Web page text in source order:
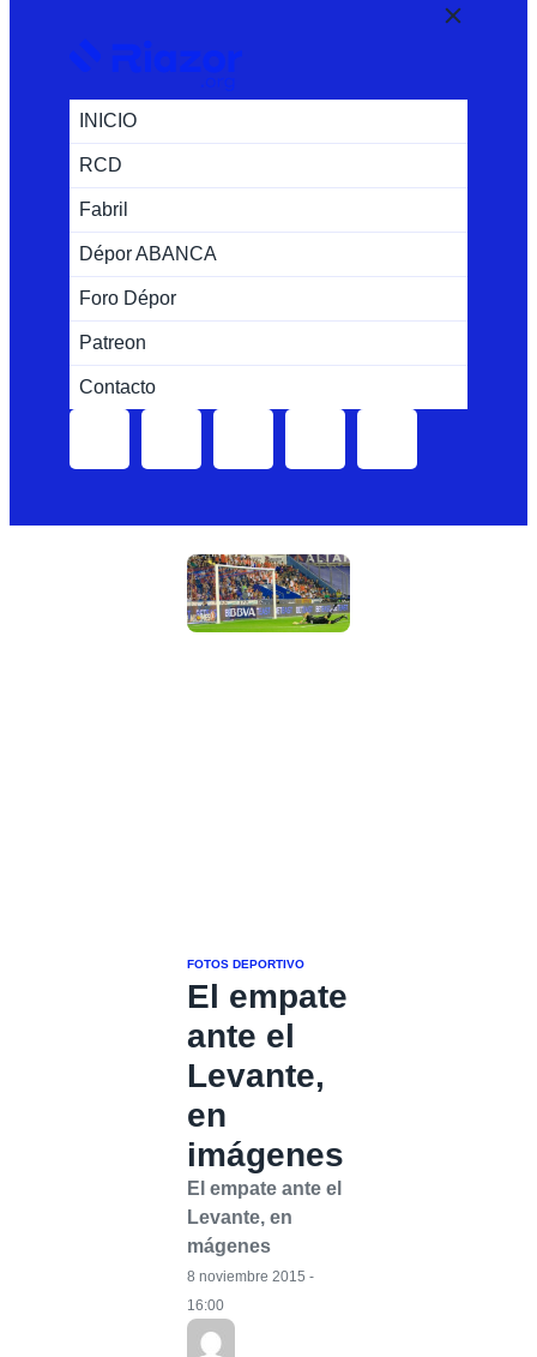
INICIO
RCD
Fabril
Dépor ABANCA
Foro Dépor
Patreon
Contacto
FOTOS DEPORTIVO
El empate
ante el
Levante,
en
imágenes
El empate ante el
Levante, en
mágenes
8 noviembre 2015 -
16:00